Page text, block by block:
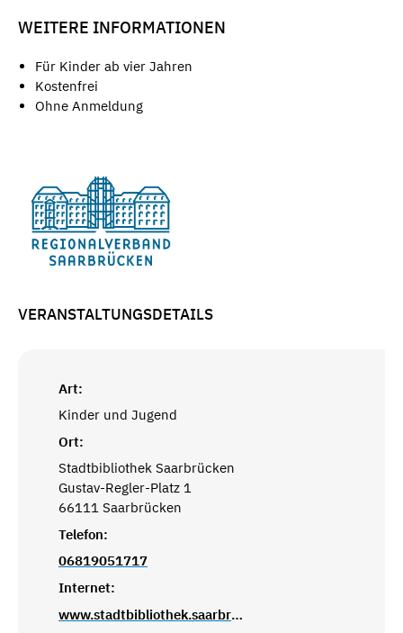
WEITERE INFORMATIONEN
Für Kinder ab vier Jahren
Kostenfrei
Ohne Anmeldung
VERANSTALTUNGSDETAILS
Art:
Kinder und Jugend
Ort:
Stadtbibliothek Saarbrücken
Gustav-Regler-Platz 1
66111 Saarbrücken
Telefon:
06819051717
Internet:
www.stadtbibliothek.saarbruecken.de